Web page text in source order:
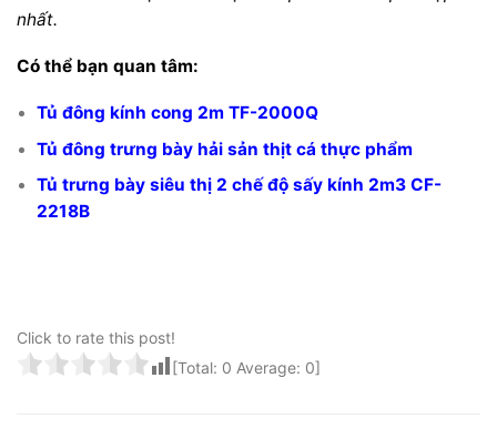
nhất.
Có thể bạn quan tâm:
Tủ đông kính cong 2m TF-2000Q
Tủ đông trưng bày hải sản thịt cá thực phẩm
Tủ trưng bày siêu thị 2 chế độ sấy kính 2m3 CF-
2218B
Click to rate this post!
[Total: 0 Average: 0]